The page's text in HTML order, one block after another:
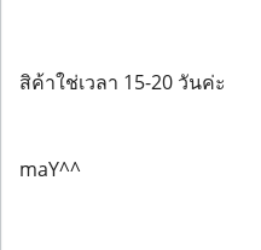
สิค้าใช่เวลา 15-20 วันค่ะ
maY^^